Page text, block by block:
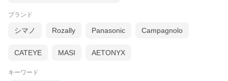
ブランド
シマノ Rozally Panasonic Campagnolo
CATEYE MASI AETONYX
キーワード